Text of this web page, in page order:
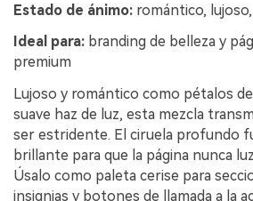
Estado de ánimo: romántico,
Ideal para: branding de belleza y
premium
Lujoso y romántico como pétalos
suave haz de luz, esta mezcla
ser estridente. El ciruela profundo
brillante para que la página nunca
Úsalo como paleta cerise para
insignias y botones de llamada a la